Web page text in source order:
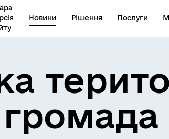
Новини Рішення Послуги
громада